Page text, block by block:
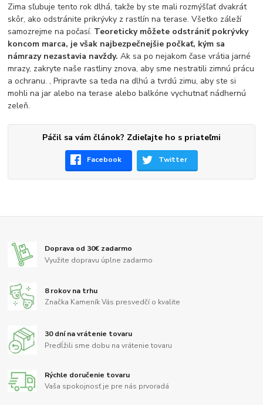
Zima sľubuje tento rok dlhá, takže by ste mali rozmýšľať dvakrát
skôr, ako odstránite prikrývky z rastlín na terase. Všetko záleží
samozrejme na počasí. Teoreticky môžete odstrániť pokrývky
koncom marca, je však najbezpečnejšie počkať, kým sa
námrazy nezastavia navždy.Ak sa po nejakom čase vrátia jarné
mrazy, zakryte naše rastliny znova, aby sme nestratili zimnú prácu
a ochranu. , Pripravte sa teda na dlhú a tvrdú zimu, aby ste si
mohli na jar alebo na terase alebo balkóne vychutnať nádhernú
zeleň.
Páčil sa vám článok? Zdieľajte ho s priateľmi
Facebook Twitter
Doprava od 30€ zadarmo
Využite dopravu úplne zadarmo
8 rokov na trhu
Značka Kameník Vás presvedčí o kvalite
30 dní na vrátenie tovaru
Predĺžili sme dobu na vrátenie tovaru
Rýchle doručenie tovaru
Vaša spokojnosť je pre nás prvoradá